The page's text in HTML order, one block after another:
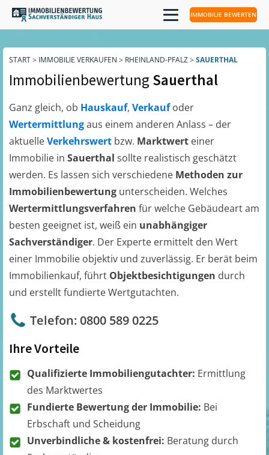
IMMOBILIE BEWERTEN
START> IMMOBILIE VERKAUFEN > RHEINLAND-PFALZ> SAUERTHAL
ImmobilienbewertungSauerthal
Ganz gleich, ob Hauskauf, Verkaufoder
Wertermittlungaus einem anderen Anlass – der
aktuelleVerkehrswert bzw. Marktwert einer
Immobilie in Sauerthal sollte realistisch geschätzt
werden. Es lassen sich verschiedene Methoden zur
Immobilienbewertung unterscheiden. Welches
Wertermittlungsverfahren für welche Gebäudeart am
besten geeignet ist, weiß ein unabhängiger
Sachverständiger. Der Experte ermittelt den Wert
einer Immobilie objektiv und zuverlässig. Er berät beim
Immobilienkauf, führt Objektbesichtigungen durch
und erstellt fundierte Wertgutachten.
Telefon: 0800 589 0225
Ihre Vorteile
Qualifizierte Immobiliengutachter: Ermittlung
des Marktwertes
Fundierte Bewertung der Immobilie: Bei
Erbschaft und Scheidung
Unverbindliche & kostenfrei: Beratung durch